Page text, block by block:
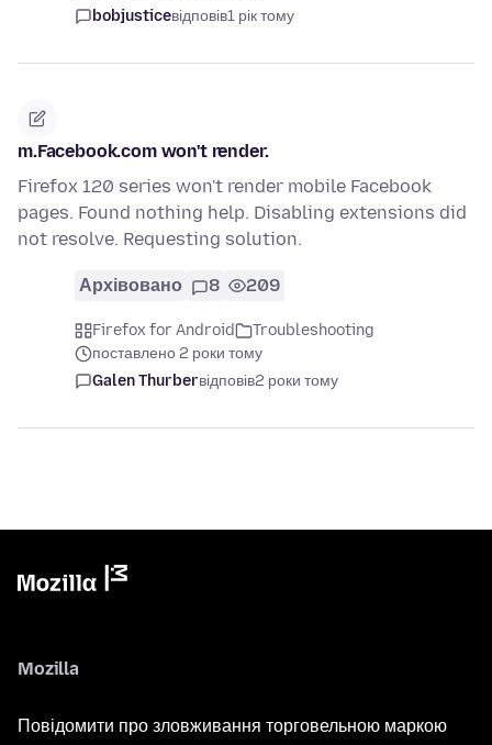
bobjusticeвідповів1 рік тому
m.Facebook.com won't render.
Firefox 120 series won't render mobile Facebook
pages. Found nothing help. Disabling extensions did
not resolve. Requesting solution.
Архівовано 8 209
Firefox for Android
Troubleshooting
поставлено 2 роки тому
Galen Thurberвідповів2 роки тому
Mozilla
Повідомити про зловживання торговельною маркою